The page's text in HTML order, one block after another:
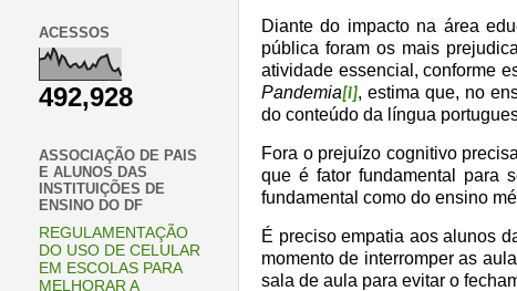
Diante do impacto na área
pública foram os mais
atividade essencial, conforme
Pandemia[i], estima que, no
do conteúdo da língua
Fora o prejuízo cognitivo
que é fator fundamental para
fundamental como do ensino
É preciso empatia aos alunos
momento de interromper as
sala de aula para evitar o
ACESSOS
492,928
ASSOCIAÇÃO DE PAIS
E ALUNOS DAS
INSTITUIÇÕES DE
ENSINO DO DF
REGULAMENTAÇÃO
DO USO DE CELULAR
EM ESCOLAS PARA
MELHORAR A